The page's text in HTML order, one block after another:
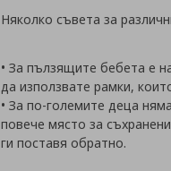
Няколко съвета за
• За пълзящите бебета е
да използвате рамки,
• За по-големите деца
повече място за
ги поставя обратно.